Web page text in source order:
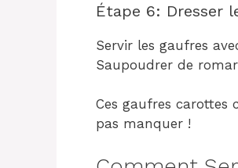
Étape 6: Dresser
Servir les gaufres
Saupoudrer de
Ces gaufres carottes
pas manquer !